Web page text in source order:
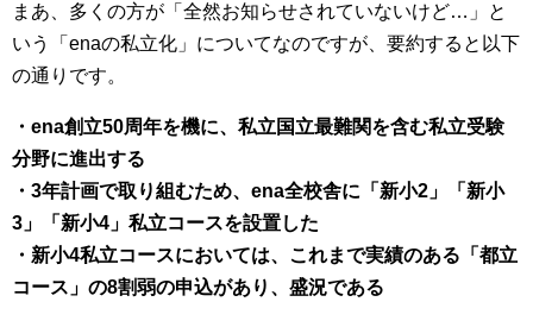
まあ、多くの方が「全然お知らせされていないけど…」と
いう「enaの私立化」についてなのですが、要約すると以下
の通りです。
・ena創立50周年を機に、私立国立最難関を含む私立受験
分野に進出する
・3年計画で取り組むため、ena全校舎に「新小2」「新小
3」「新小4」私立コースを設置した
・新小4私立コースにおいては、これまで実績のある「都立
コース」の8割弱の申込があり、盛況である